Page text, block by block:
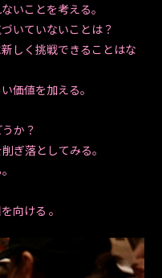
いことを考える。
いていないことは？
しく挑戦できることはな
価値を加える。
か？
ぎ落としてみる。
向ける 。